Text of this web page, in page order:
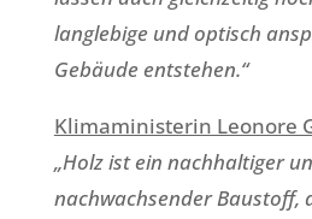
langlebige und optisch
Gebäude entstehen.“
Klimaministerin Leonore
„Holz ist ein nachhaltiger
nachwachsender Baustoff,